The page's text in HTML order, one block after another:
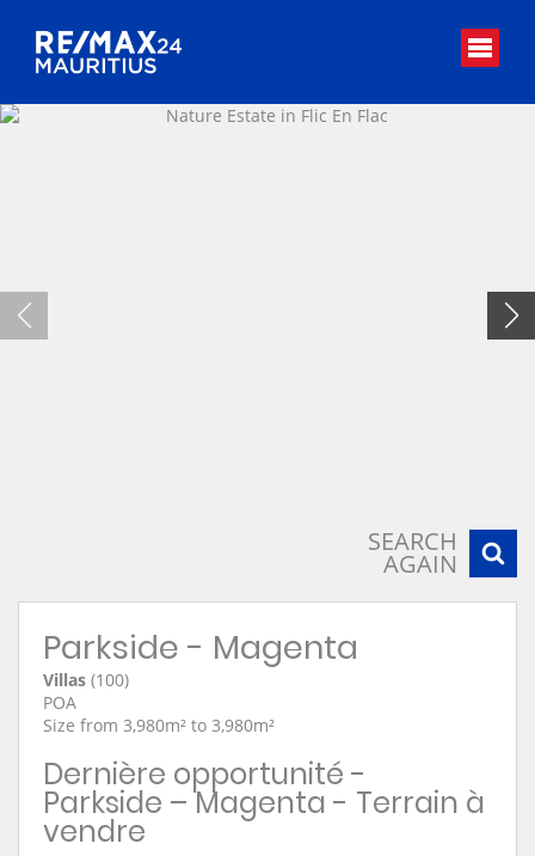
SEARCH
AGAIN
Parkside - Magenta
Villas (100)
POA
Size from 3,980m² to 3,980m²
Dernière opportunité -
Parkside – Magenta - Terrain à
vendre